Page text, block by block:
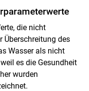
die nicht
Überschreitung des
Wasser als nicht
es die Gesundheit
wurden